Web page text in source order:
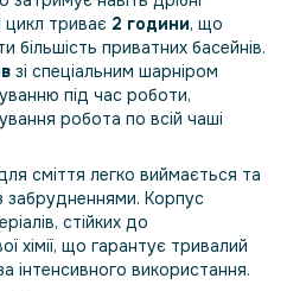
цикл триває 2 години, що
більшість приватних басейнів.
зі спеціальним шарніром
під час роботи,
робота по всій чаші
сміття легко виймається та
забрудненнями. Корпус
стійких до
хімії, що гарантує тривалий
інтенсивного використання.